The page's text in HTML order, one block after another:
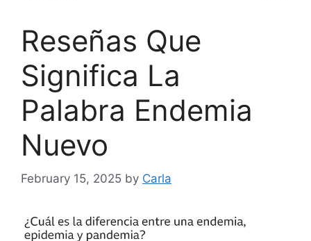
Reseñas Que
Significa La
Palabra Endemia
Nuevo
February 15, 2025 by Carla